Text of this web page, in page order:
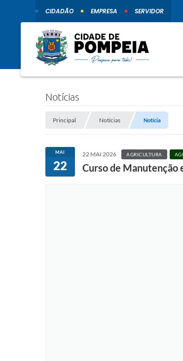
CIDADÃO EMPRESA SERVIDOR
Notícias
Principal Notícias Notícia
MAI
22
22 MAI 2026 AGRICULTURA
Curso de Manutenção